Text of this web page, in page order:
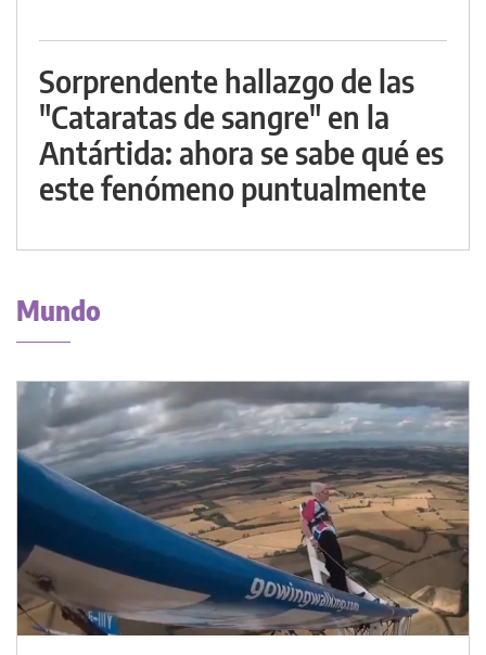
Sorprendente hallazgo de las
"Cataratas de sangre" en la
Antártida: ahora se sabe qué es
este fenómeno puntualmente
Mundo